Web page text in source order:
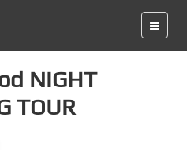
NIGHT
TOUR